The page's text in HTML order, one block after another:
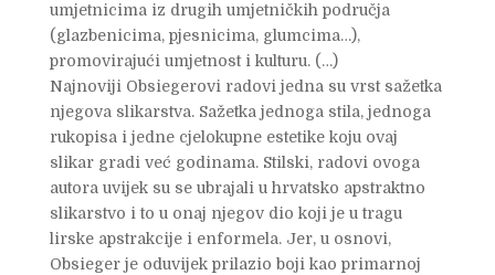
umjetnicima iz drugih umjetničkih područja
(glazbenicima, pjesnicima, glumcima…),
promovirajući umjetnost i kulturu. (…)
Najnoviji Obsiegerovi radovi jedna su vrst sažetka
njegova slikarstva. Sažetka jednoga stila, jednoga
rukopisa i jedne cjelokupne estetike koju ovaj
slikar gradi već godinama. Stilski, radovi ovoga
autora uvijek su se ubrajali u hrvatsko apstraktno
slikarstvo i to u onaj njegov dio koji je u tragu
lirske apstrakcije i enformela. Jer, u osnovi,
Obsieger je oduvijek prilazio boji kao primarnoj